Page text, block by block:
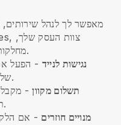
מחלקות והתראות, הכל במקום אחד.
נגישות לנייד - הפעל
שלך, בכל מקום שבו אתה נמצא.
תשלום מקוון- מקבל
תשלום ציטוטים ללקוחות שלך.
מנויים חוזרים - אם